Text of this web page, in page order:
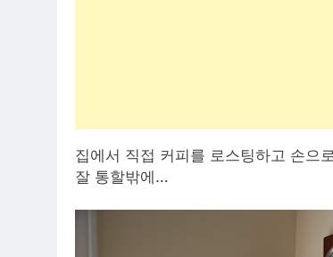
집에서 직접 커피를 로스팅하고 손으
잘 통할밖에…